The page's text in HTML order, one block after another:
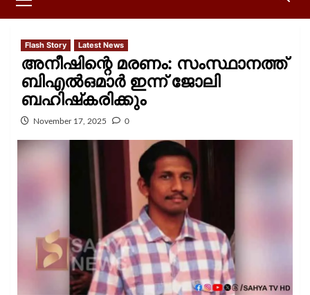
Flash Story Latest News
അനീഷിന്റെ മരണം: സംസ്ഥാനത്ത്
ബിഎല്‍ഒമാര്‍ ഇന്ന് ജോലി
ബഹിഷ്‌കരിക്കും
November 17, 2025 0